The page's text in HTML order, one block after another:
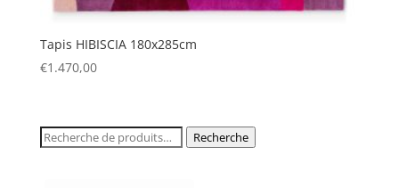
Tapis HIBISCIA 180x285cm
€1.470,00
Recherche
Recherche